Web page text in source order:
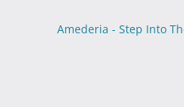
Amederia - Step Into